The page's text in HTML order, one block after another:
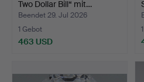
Two Dollar Bill“ mit…
Beendet 29. Jul 2026
1 Gebot
463 USD